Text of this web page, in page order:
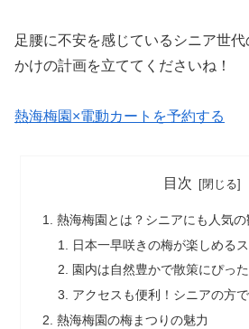
足腰に不安を感じているシニア世
かけの計画を立ててくださいね！
熱海梅園×電動カートを予約する
目次
熱海梅園とは？シニアにも人気の
日本一早咲きの梅が楽しめる
園内は自然豊かで散策にぴった
アクセスも便利！シニアの方
熱海梅園の梅まつりの魅力